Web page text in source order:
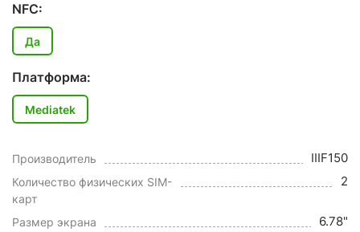
NFC:
Да
Платформа:
Mediatek
Производитель IIIF150
Количество физических SIM-
карт
2
Размер экрана 6.78"